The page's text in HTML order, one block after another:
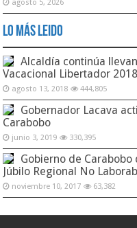
agosto 5, 2026
Lo Más Leido
Alcaldía continúa
Vacacional Libertador 2018
agosto 13, 2018 444,805
Gobernador Lacava
Carabobo
junio 3, 2019 330,395
Gobierno de
Júbilo Regional No
noviembre 10, 2017 63,382